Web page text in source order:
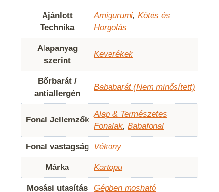
Ajánlott
Technika
Amigurumi, Kötés és
Horgolás
Alapanyag
szerint
Keverékek
Bőrbarát /
antiallergén
Bababarát (Nem minősített)
Fonal Jellemzők
Alap & Természetes
Fonalak, Babafonal
Fonal vastagság Vékony
Márka Kartopu
Mosási utasítás Gépben mosható